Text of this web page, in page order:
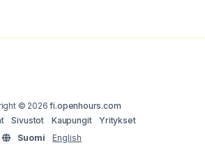
© 2026fi.openhours.com
Sivustot Kaupungit
Yritykset
Suomi
English